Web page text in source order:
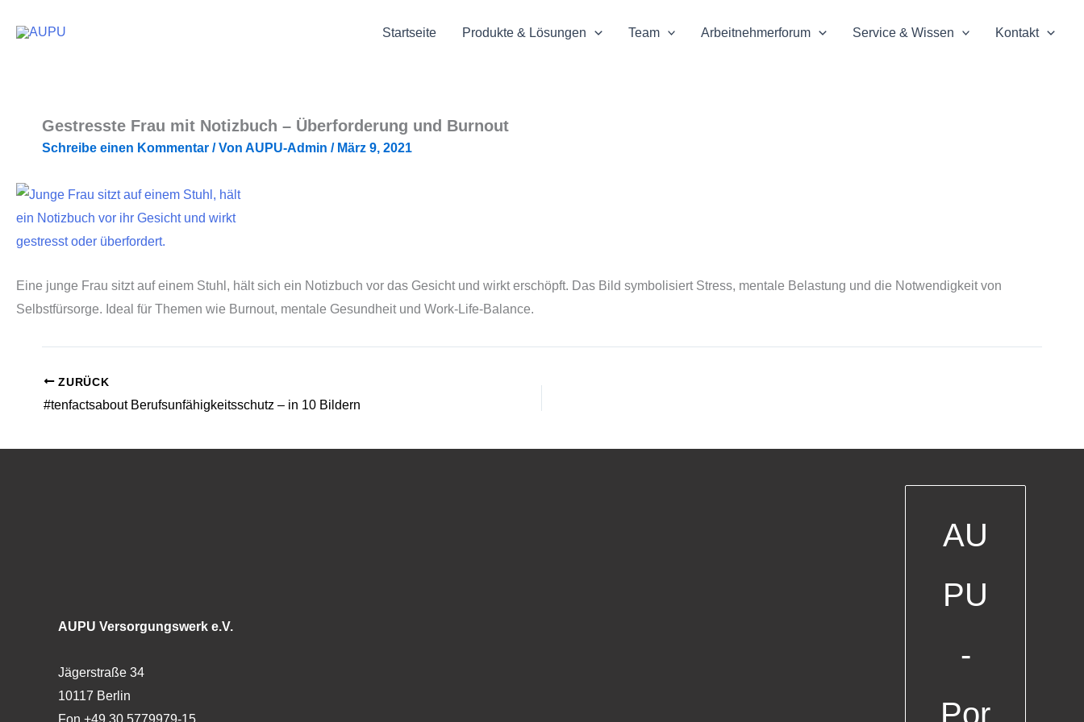
Inhalt
Startseite Produkte & Lösungen Team Arbeitnehmerforum Service & Wissen Kontakt
Gestresste Frau mit Notizbuch – Überforderung und Burnout
Schreibe einen Kommentar / Von AUPU-Admin / März 9, 2021
Eine junge Frau sitzt auf einem Stuhl, hält sich ein Notizbuch vor das Gesicht und wirkt erschöpft. Das Bild symbolisiert Stress, mentale Belastung und die Notwendigkeit von
Selbstfürsorge. Ideal für Themen wie Burnout, mentale Gesundheit und Work-Life-Balance.
ZURÜCK
#tenfactsabout Berufsunfähigkeitsschutz – in 10 Bildern
AUPU Versorgungswerk e.V.
Jägerstraße 34
10117 Berlin
AU
PU
-
Por